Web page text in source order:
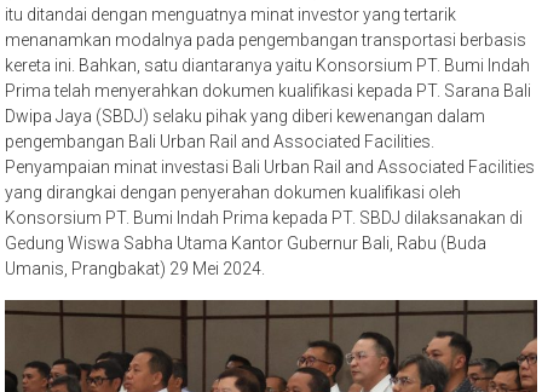
itu ditandai dengan menguatnya minat investor yang tertarik
menanamkan modalnya pada pengembangan transportasi berbasis
kereta ini. Bahkan, satu diantaranya yaitu Konsorsium PT. Bumi Indah
Prima telah menyerahkan dokumen kualifikasi kepada PT. Sarana Bali
Dwipa Jaya (SBDJ) selaku pihak yang diberi kewenangan dalam
pengembangan Bali Urban Rail and Associated Facilities.
Penyampaian minat investasi Bali Urban Rail and Associated Facilities
yang dirangkai dengan penyerahan dokumen kualifikasi oleh
Konsorsium PT. Bumi Indah Prima kepada PT. SBDJ dilaksanakan di
Gedung Wiswa Sabha Utama Kantor Gubernur Bali, Rabu (Buda
Umanis, Prangbakat) 29 Mei 2024.